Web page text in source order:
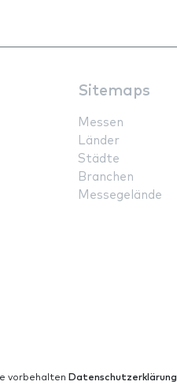
Sitemaps
Messen
Länder
Städte
Branchen
Messegelände
vorbehalten Datenschutzerklärung